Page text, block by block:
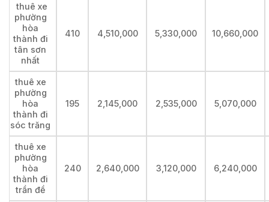
thuê xe
phường
hòa
thành đi
tân sơn
nhất
410 4,510,000 5,330,000 10,660,000
thuê xe
phường
hòa
thành đi
sóc trăng
195 2,145,000 2,535,000 5,070,000
thuê xe
phường
hòa
thành đi
trần đề
240 2,640,000 3,120,000 6,240,000